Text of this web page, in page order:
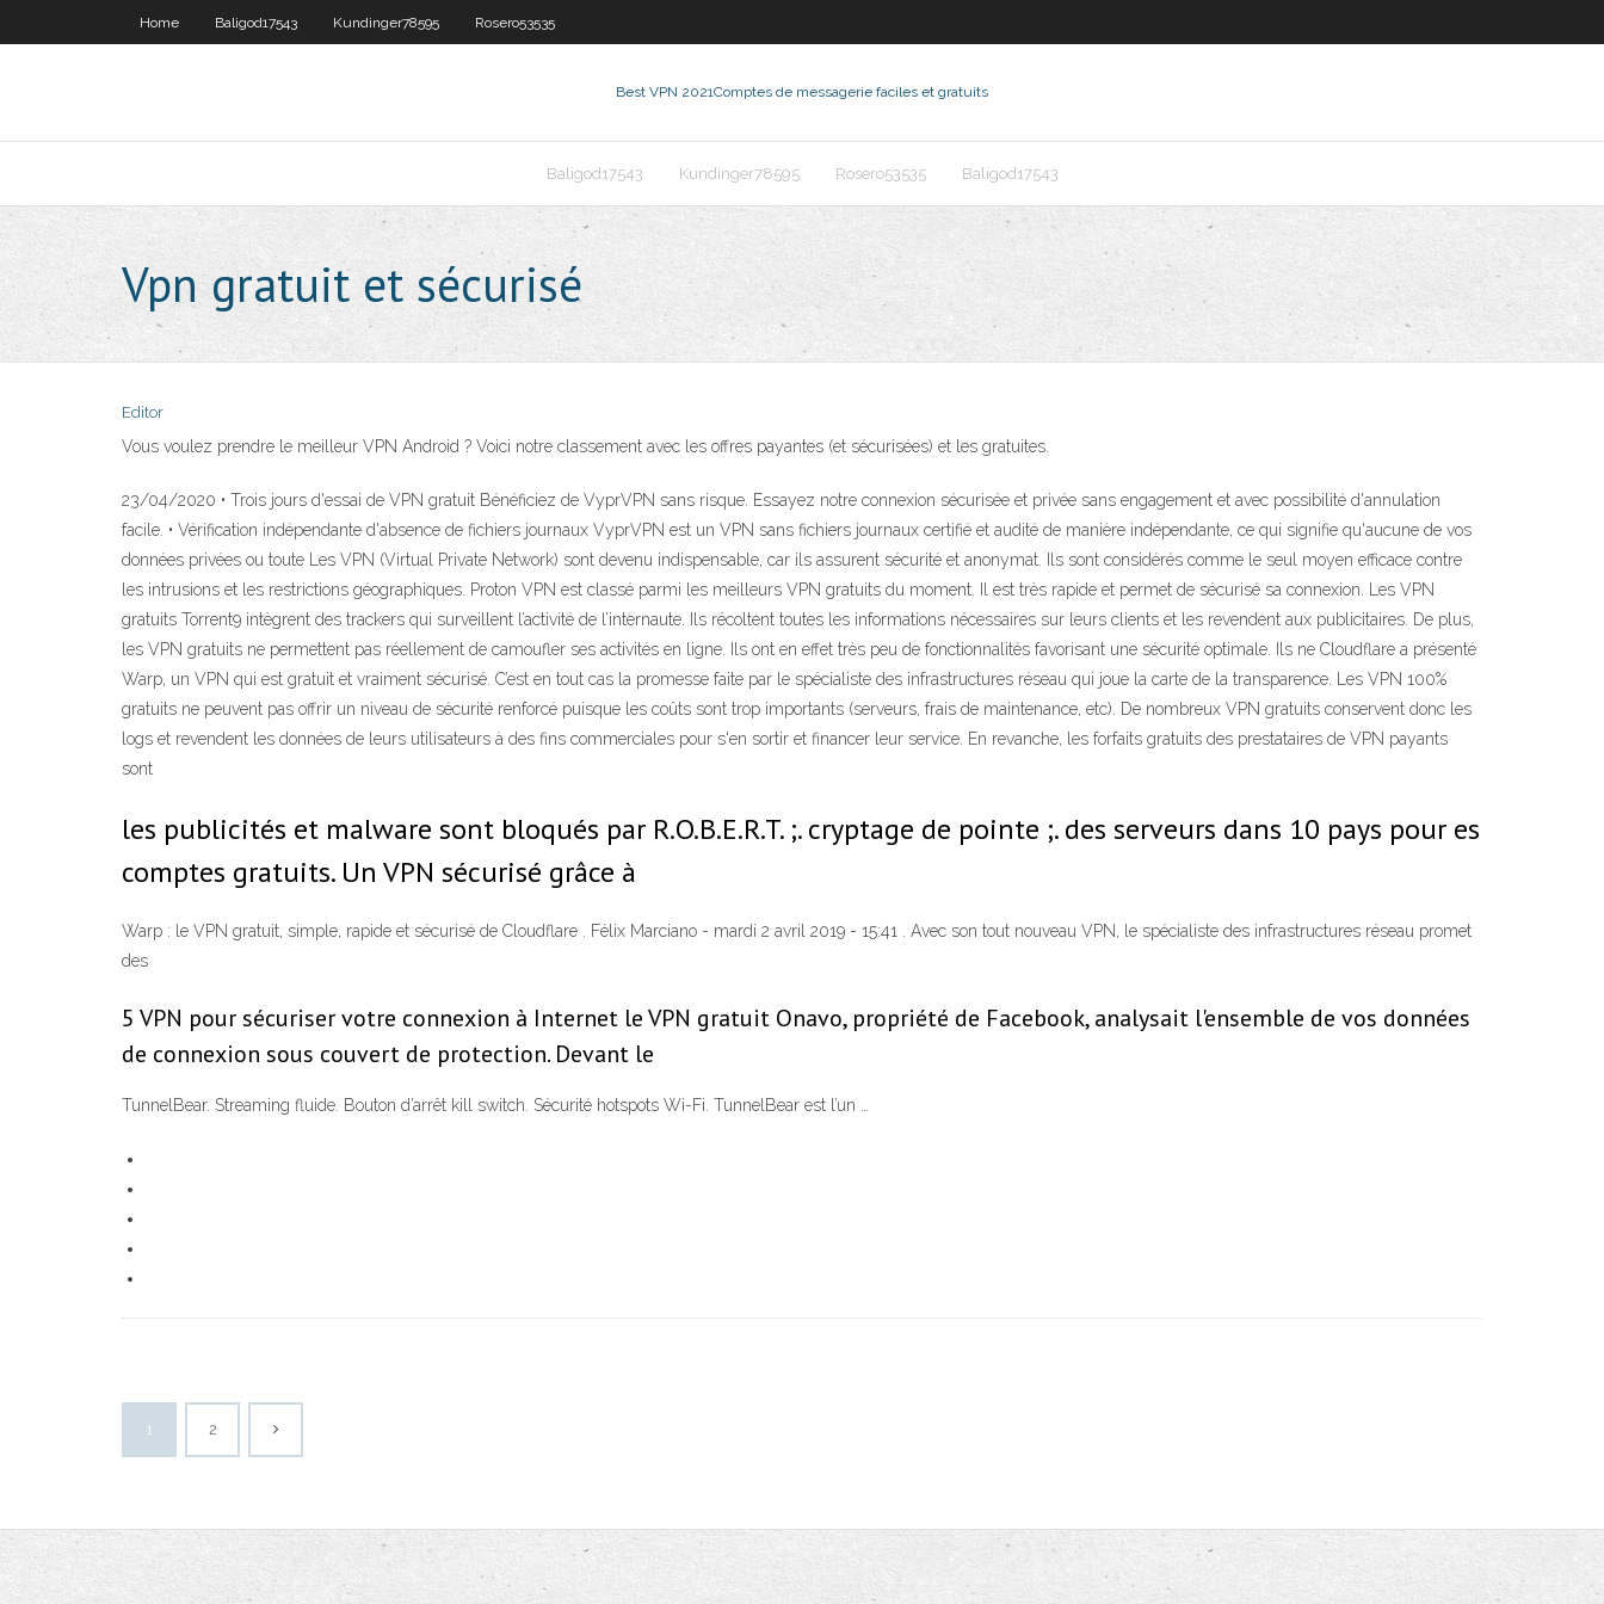
Home Baligod17543 Kundinger78595 Rosero53535
Best VPN 2021Comptes de messagerie faciles et gratuits
Baligod17543 Kundinger78595 Rosero53535 Baligod17543
Vpn gratuit et sécurisé
Editor
Vous voulez prendre le meilleur VPN Android ? Voici notre classement avec les offres payantes (et sécurisées) et les gratuites.
23/04/2020 • Trois jours d'essai de VPN gratuit Bénéficiez de VyprVPN sans risque. Essayez notre connexion sécurisée et privée sans engagement et avec possibilité d'annulation
facile. • Vérification indépendante d'absence de fichiers journaux VyprVPN est un VPN sans fichiers journaux certifié et audité de manière indépendante, ce qui signifie qu'aucune de vos
données privées ou toute Les VPN (Virtual Private Network) sont devenu indispensable, car ils assurent sécurité et anonymat. Ils sont considérés comme le seul moyen efficace contre
les intrusions et les restrictions géographiques. Proton VPN est classé parmi les meilleurs VPN gratuits du moment. Il est très rapide et permet de sécurisé sa connexion. Les VPN
gratuits Torrent9 intègrent des trackers qui surveillent l’activité de l’internaute. Ils récoltent toutes les informations nécessaires sur leurs clients et les revendent aux publicitaires. De plus,
les VPN gratuits ne permettent pas réellement de camoufler ses activités en ligne. Ils ont en effet très peu de fonctionnalités favorisant une sécurité optimale. Ils ne Cloudflare a présenté
Warp, un VPN qui est gratuit et vraiment sécurisé. C’est en tout cas la promesse faite par le spécialiste des infrastructures réseau qui joue la carte de la transparence. Les VPN 100%
gratuits ne peuvent pas offrir un niveau de sécurité renforcé puisque les coûts sont trop importants (serveurs, frais de maintenance, etc). De nombreux VPN gratuits conservent donc les
logs et revendent les données de leurs utilisateurs à des fins commerciales pour s'en sortir et financer leur service. En revanche, les forfaits gratuits des prestataires de VPN payants
sont
les publicités et malware sont bloqués par R.O.B.E.R.T. ;. cryptage de pointe ;. des serveurs dans 10 pays pour es
comptes gratuits. Un VPN sécurisé grâce à
Warp : le VPN gratuit, simple, rapide et sécurisé de Cloudflare . Félix Marciano - mardi 2 avril 2019 - 15:41 . Avec son tout nouveau VPN, le spécialiste des infrastructures réseau promet
des
5 VPN pour sécuriser votre connexion à Internet le VPN gratuit Onavo, propriété de Facebook, analysait l'ensemble de vos données
de connexion sous couvert de protection. Devant le
TunnelBear. Streaming fluide. Bouton d’arrêt kill switch. Sécurité hotspots Wi-Fi. TunnelBear est l’un …
1 2